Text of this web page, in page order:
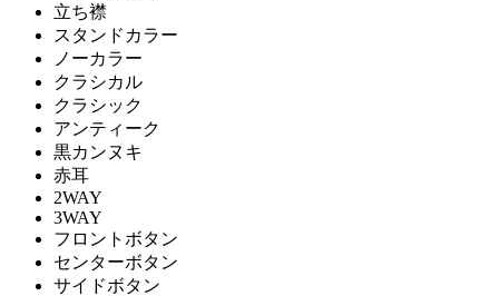
立ち襟
スタンドカラー
ノーカラー
クラシカル
クラシック
アンティーク
黒カンヌキ
赤耳
2WAY
3WAY
フロントボタン
センターボタン
サイドボタン